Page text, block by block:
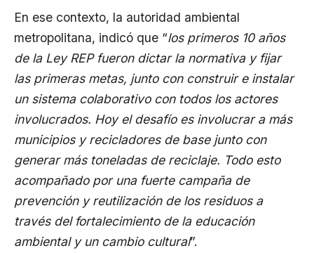
En ese contexto, la autoridad ambiental
metropolitana, indicó que “los primeros 10 años
de la Ley REP fueron dictar la normativa y fijar
las primeras metas, junto con construir e instalar
un sistema colaborativo con todos los actores
involucrados. Hoy el desafío es involucrar a más
municipios y recicladores de base junto con
generar más toneladas de reciclaje. Todo esto
acompañado por una fuerte campaña de
prevención y reutilización de los residuos a
través del fortalecimiento de la educación
ambiental y un cambio cultural”.